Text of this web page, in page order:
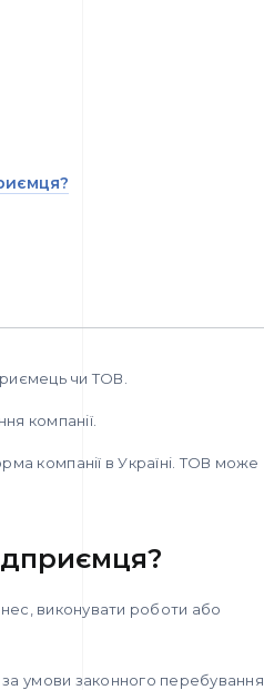
чи ТОВ.
компанії.
компанії в Україні. ТОВ може
виконувати роботи або
за умови законного перебування